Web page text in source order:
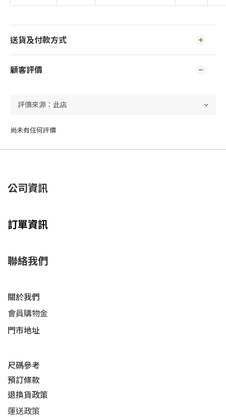
送貨及付款方式
顧客評價
尚未有任何評價
公司資訊
訂單資訊
聯絡我們
關於我們
會員購物金
門市地址
尺碼參考
預訂條款
退換貨政策​
運送政策​